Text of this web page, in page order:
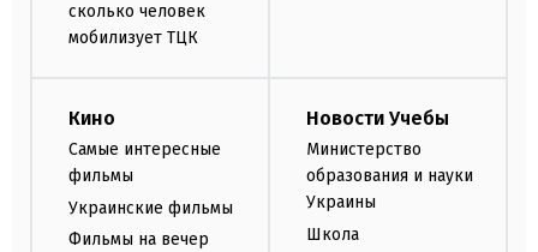
сколько человек
мобилизует ТЦК
Кино
Самые интересные
фильмы
Украинские фильмы
Фильмы на вечер
Новости Учебы
Министерство
образования и науки
Украины
Школа